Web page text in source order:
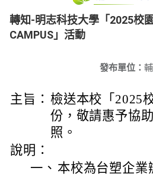
轉知-明志科技大學「2025校
CAMPUS」活動
發布單位：
主旨： 檢送本校「2025
份，敬請惠予協
照。
說明：
一、 本校為台塑企業